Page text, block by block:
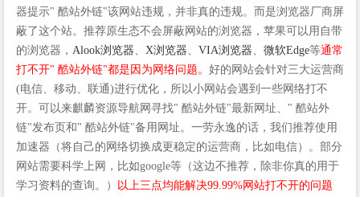
器提示" 酷站外链"该网站违规，并非真的违规。而是浏览器厂商屏
蔽了这个站。推荐原生态不会屏蔽网站的浏览器，苹果可以用自带
的浏览器， Alook浏览器 X浏览器 VIA浏览器 微软Edge等通常
打不开" 酷站外链"都是因为网络问题。 好的网站会针对三大运营商
(电信、移动、联通)进行优化，所以小网站会遇到一些网络打不
开。可以来麒麟资源导航网寻找" 酷站外链"最新网址、" 酷站外
链"发布页和" 酷站外链"备用网址。一劳永逸的话，我们推荐使用
加速器（将自己的网络切换成更稳定的运营商，比如电信）。部分
网站需要科学上网，比如google等（这边不推荐，除非你真的用于
学习资料的查询。）
以上三点均能解决99.99%网站打不开的问题